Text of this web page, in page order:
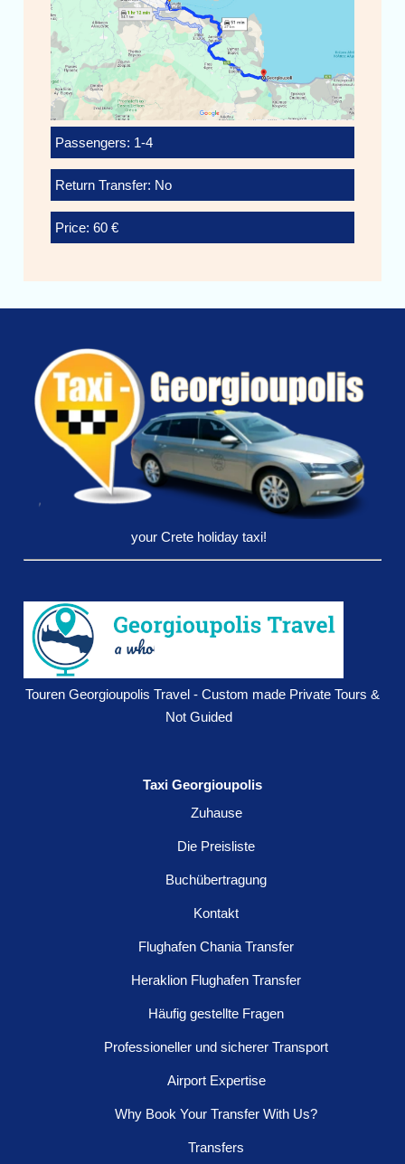
Passengers: 1-4
Return Transfer: No
Price: 60 €
your Crete holiday taxi!
Touren Georgioupolis Travel - Custom made Private Tours &
Not Guided
Taxi Georgioupolis
Zuhause
Die Preisliste
Buchübertragung
Kontakt
Flughafen Chania Transfer
Heraklion Flughafen Transfer
Häufig gestellte Fragen
Professioneller und sicherer Transport
Airport Expertise
Why Book Your Transfer With Us?
Transfers